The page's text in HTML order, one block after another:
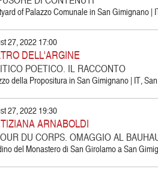
of Palazzo Comunale in San Gimignano |
27, 2022 17:00
DELL'ARGINE
POETICO. IL RACCONTO
della Propositura in San Gimignano | IT,
27, 2022 19:30
ARNABOLDI
DU CORPS. OMAGGIO AL
del Monastero di San Girolamo a San